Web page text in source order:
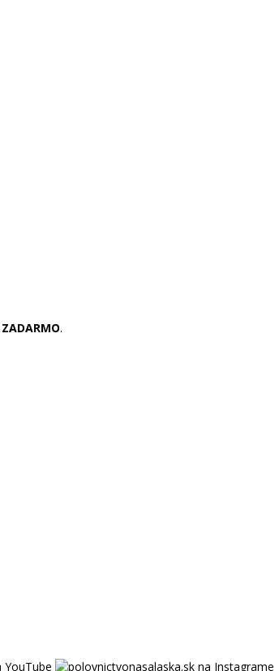
ZADARMO.